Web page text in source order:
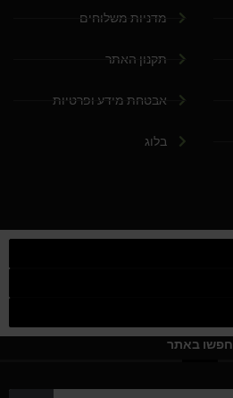
מדניות משלוחים
תקנון האתר
אבטחת מידע ופרטיות
בלוג
חפשו באתר